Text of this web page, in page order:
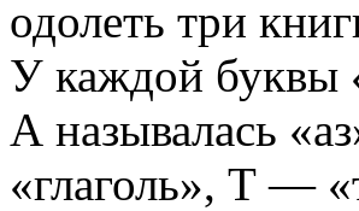
одолеть три
У каждой буквы
А называлась
«глаголь», Т —